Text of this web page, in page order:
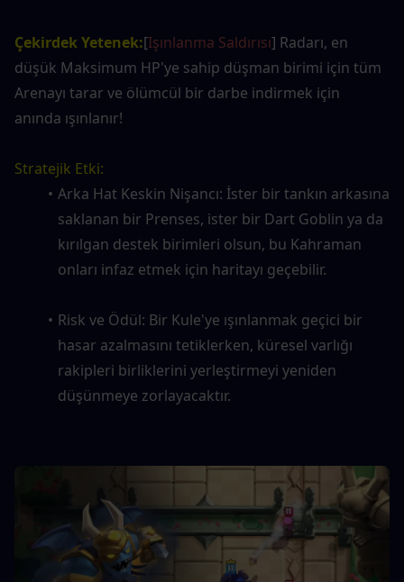
Çekirdek Yetenek:[Işınlanma Saldırısı] Radarı, en
düşük Maksimum HP'ye sahip düşman birimi için tüm
Arenayı tarar ve ölümcül bir darbe indirmek için
anında ışınlanır!
Stratejik Etki:
Arka Hat Keskin Nişancı: İster bir tankın arkasına
saklanan bir Prenses, ister bir Dart Goblin ya da
kırılgan destek birimleri olsun, bu Kahraman
onları infaz etmek için haritayı geçebilir.
Risk ve Ödül: Bir Kule'ye ışınlanmak geçici bir
hasar azalmasını tetiklerken, küresel varlığı
rakipleri birliklerini yerleştirmeyi yeniden
düşünmeye zorlayacaktır.